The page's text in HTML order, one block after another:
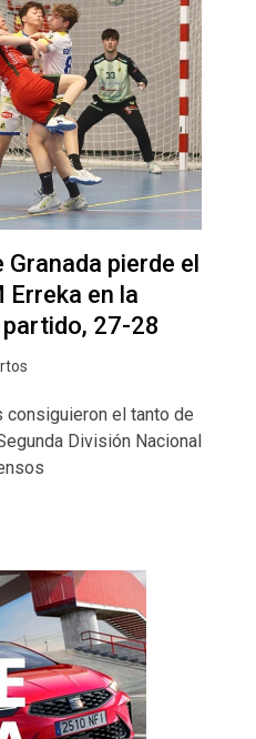
Granada pierde el
en la
27-28
consiguieron el tanto de
División Nacional